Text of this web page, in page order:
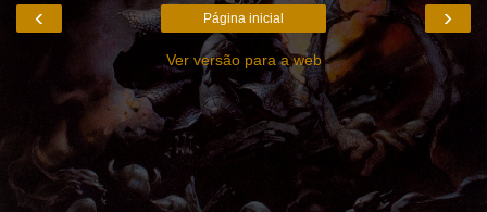
‹ ›
Página inicial
Ver versão para a web